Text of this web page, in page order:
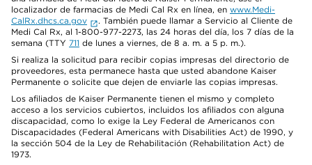
localizador de farmacias de Medi Cal Rx en línea, en www.Medi-
CalRx.dhcs.ca.gov
. También puede llamar a Servicio al Cliente de
Medi Cal Rx, al 1-800-977-2273, las 24 horas del día, los 7 días de la
semana (TTY 711 de lunes a viernes, de 8 a. m. a 5 p. m.).
Si realiza la solicitud para recibir copias impresas del directorio de
proveedores, esta permanece hasta que usted abandone Kaiser
Permanente o solicite que dejen de enviarle las copias impresas.
Los afiliados de Kaiser Permanente tienen el mismo y completo
acceso a los servicios cubiertos, incluidos los afiliados con alguna
discapacidad, como lo exige la Ley Federal de Americanos con
Discapacidades (Federal Americans with Disabilities Act) de 1990, y
la sección 504 de la Ley de Rehabilitación (Rehabilitation Act) de
1973.